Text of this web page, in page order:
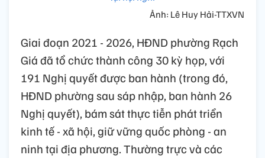
Ảnh: Lê Huy Hải-TTXVN
Giai đoạn 2021 - 2026, HĐND phường Rạch
Giá đã tổ chức thành công 30 kỳ họp, với
191 Nghị quyết được ban hành (trong đó,
HĐND phường sau sáp nhập, ban hành 26
Nghị quyết), bám sát thực tiễn phát triển
kinh tế - xã hội, giữ vững quốc phòng - an
ninh tại địa phương. Thường trực và các